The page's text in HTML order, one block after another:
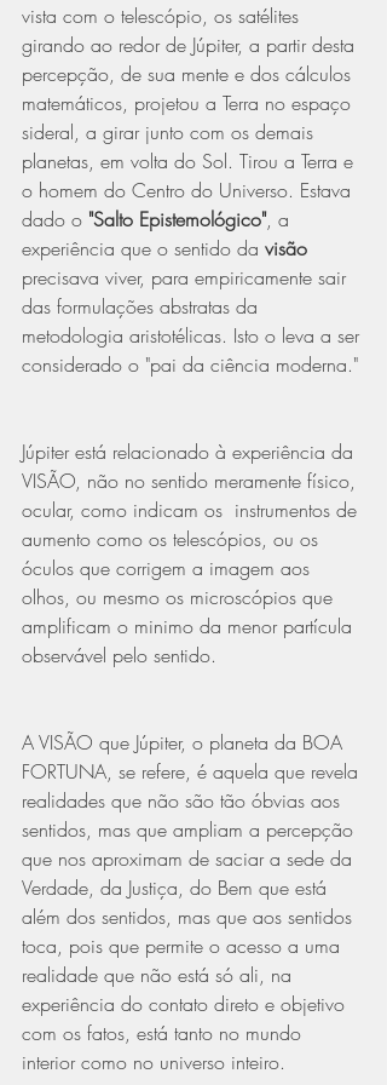
vista com o telescópio, os satélites
girando ao redor de Júpiter, a partir desta
percepção, de sua mente e dos cálculos
matemáticos, projetou a Terra no espaço
sideral, a girar junto com os demais
planetas, em volta do Sol. Tirou a Terra e
o homem do Centro do Universo. Estava
dado o "Salto Epistemológico", a
experiência que o sentido da visão
precisava viver, para empiricamente sair
das formulações abstratas da
metodologia aristotélicas. Isto o leva a ser
considerado o "pai da ciência moderna."
Júpiter está relacionado à experiência da
VISÃO, não no sentido meramente físico,
ocular, como indicam os  instrumentos de
aumento como os telescópios, ou os
óculos que corrigem a imagem aos
olhos, ou mesmo os microscópios que
amplificam o minimo da menor partícula
observável pelo sentido.
A VISÃO que Júpiter, o planeta da BOA
FORTUNA, se refere, é aquela que revela
realidades que não são tão óbvias aos
sentidos, mas que ampliam a percepção
que nos aproximam de saciar a sede da
Verdade, da Justiça, do Bem que está
além dos sentidos, mas que aos sentidos
toca, pois que permite o acesso a uma
realidade que não está só ali, na
experiência do contato direto e objetivo
com os fatos, está tanto no mundo
interior como no universo inteiro.